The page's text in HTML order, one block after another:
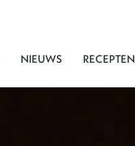
NIEUWS RECEPTEN